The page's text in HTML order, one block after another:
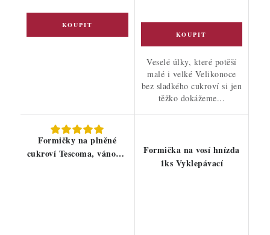
Veselé úlky, které potěší
malé i velké Velikonoce
bez sladkého cukroví si jen
těžko dokážeme...
Formičky na plněné
cukroví Tescoma, vánoční
Formička na vosí hnízda
1ks Vyklepávací